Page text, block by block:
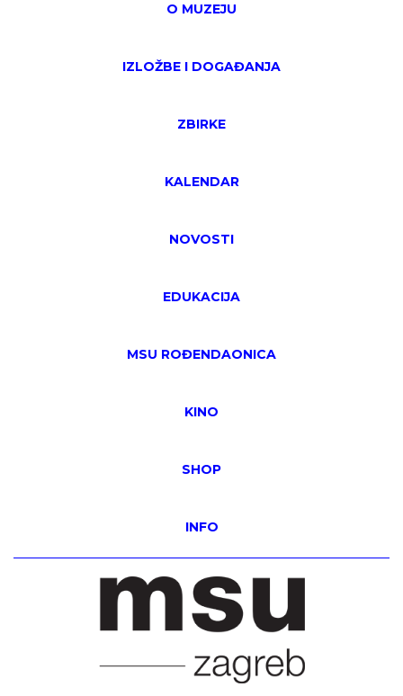
O MUZEJU
IZLOŽBE I DOGAĐANJA
ZBIRKE
KALENDAR
NOVOSTI
EDUKACIJA
MSU ROĐENDAONICA
KINO
SHOP
INFO